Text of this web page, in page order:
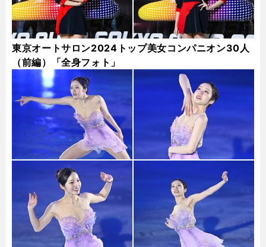
東京オートサロン2024トップ美女コンパニオン30人
（前編）「全身フォト」